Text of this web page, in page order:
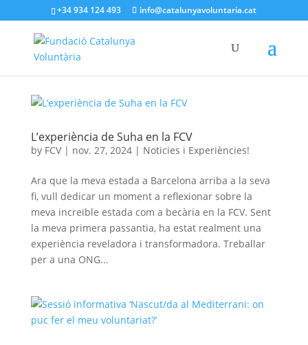
+34 934 124 493 info@catalunyavoluntaria.cat
L’experiència de Suha en la FCV
by FCV| nov. 27, 2024| Noticies i Experiències!
Ara que la meva estada a Barcelona arriba a la seva
fi, vull dedicar un moment a reflexionar sobre la
meva increïble estada com a becària en la FCV. Sent
la meva primera passantia, ha estat realment una
experiència reveladora i transformadora. Treballar
per a una ONG...